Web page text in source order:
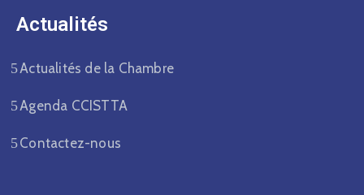
Actualités​
Actualités de la Chambre
Agenda CCISTTA
Contactez-nous